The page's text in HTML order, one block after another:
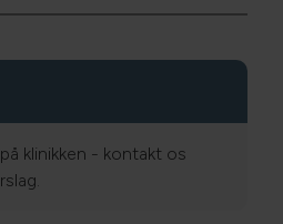
klinikken - kontakt os